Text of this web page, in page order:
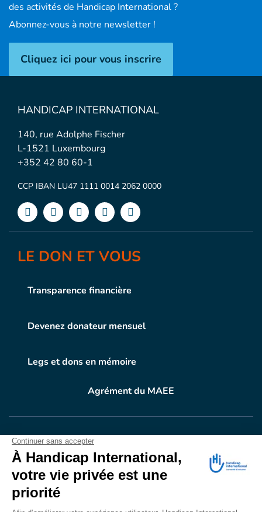
des activités de Handicap International ?
Abonnez-vous à notre newsletter !
Cliquez ici pour vous inscrire
HANDICAP INTERNATIONAL
140, rue Adolphe Fischer
L-1521 Luxembourg
+352 42 80 60-1
CCP IBAN LU47 1111 0014 2062 0000
LE DON ET VOUS
Transparence financière
Devenez donateur mensuel
Legs et dons en mémoire
Agrément du MAEE
VOTRE DONEN ACTION
Grâce à vous, en 2024, 604.716 personnes ont
bénéficié d’appareillage et d’activités de réadaptation.
Merci pour votre générosité.